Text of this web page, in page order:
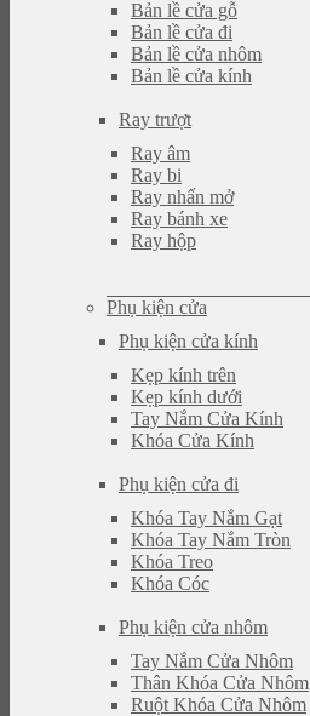
Bản lề cửa gỗ
Bản lề cửa đi
Bản lề cửa nhôm
Bản lề cửa kính
Ray trượt
Ray âm
Ray bi
Ray nhấn mở
Ray bánh xe
Ray hộp
Phụ kiện cửa
Phụ kiện cửa kính
Kẹp kính trên
Kẹp kính dưới
Tay Nắm Cửa Kính
Khóa Cửa Kính
Phụ kiện cửa đi
Khóa Tay Nắm Gạt
Khóa Tay Nắm Tròn
Khóa Treo
Khóa Cóc
Phụ kiện cửa nhôm
Tay Nắm Cửa Nhôm
Thân Khóa Cửa Nhôm
Ruột Khóa Cửa Nhôm